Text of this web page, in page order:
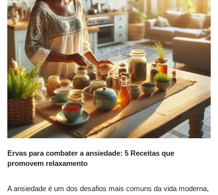
Ervas para combater a ansiedade: 5 Receitas que
promovem relaxamento
A ansiedade é um dos desafios mais comuns da vida moderna,